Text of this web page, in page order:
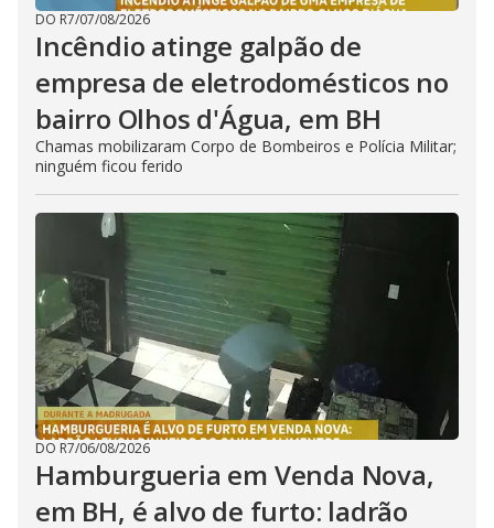
DO R7/07/08/2026
Incêndio atinge galpão de
empresa de eletrodomésticos no
bairro Olhos d'Água, em BH
Chamas mobilizaram Corpo de Bombeiros e Polícia Militar;
ninguém ficou ferido
DO R7/06/08/2026
Hamburgueria em Venda Nova,
em BH, é alvo de furto: ladrão